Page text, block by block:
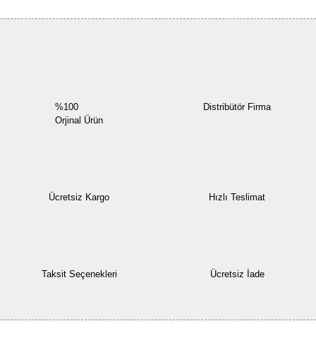
%100
Orjinal Ürün
Distribütör Firma
Ücretsiz Kargo Hızlı Teslimat
Taksit Seçenekleri Ücretsiz İade